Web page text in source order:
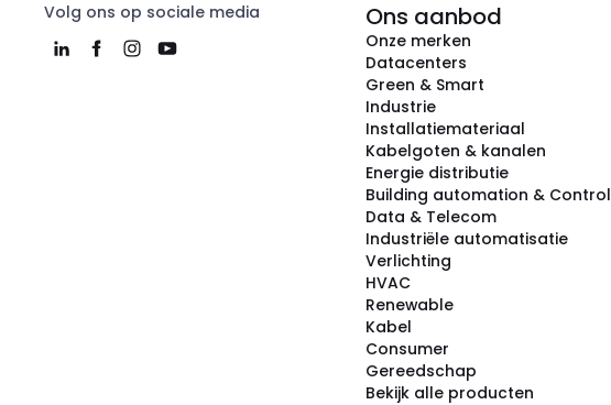
Volg ons op sociale media Ons aanbod
Onze merken
Datacenters
Green & Smart
Industrie
Installatiemateriaal
Kabelgoten & kanalen
Energie distributie
Building automation & Control
Data & Telecom
Industriële automatisatie
Verlichting
HVAC
Renewable
Kabel
Consumer
Gereedschap
Bekijk alle producten